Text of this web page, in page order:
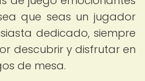
que seas un jugador
dedicado, siempre
descubrir y disfrutar en
de mesa.